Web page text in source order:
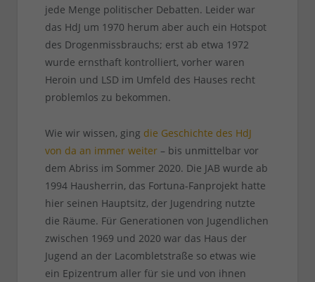
jede Menge politischer Debatten. Leider war
das HdJ um 1970 herum aber auch ein Hotspot
des Drogenmissbrauchs; erst ab etwa 1972
wurde ernsthaft kontrolliert, vorher waren
Heroin und LSD im Umfeld des Hauses recht
problemlos zu bekommen.
Wie wir wissen, ging die Geschichte des HdJ
von da an immer weiter– bis unmittelbar vor
dem Abriss im Sommer 2020. Die JAB wurde ab
1994 Hausherrin, das Fortuna-Fanprojekt hatte
hier seinen Hauptsitz, der Jugendring nutzte
die Räume. Für Generationen von Jugendlichen
zwischen 1969 und 2020 war das Haus der
Jugend an der Lacombletstraße so etwas wie
ein Epizentrum aller für sie und von ihnen